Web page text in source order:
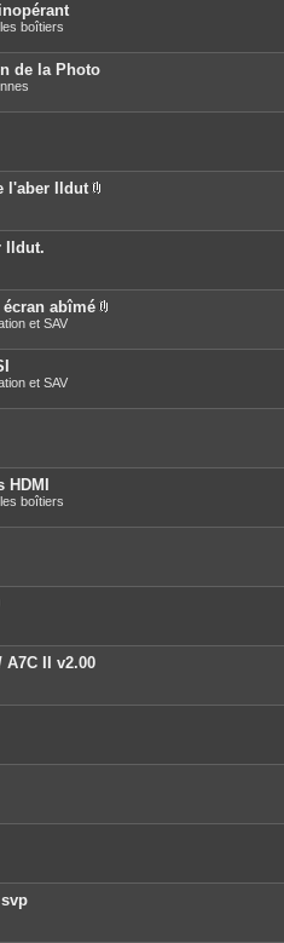
boîtiers
de la Photo
l'aber Ildut
è
j
o
i
t
Ildut.
abîmé
è
j
t
et SAV
et SAV
boîtiers
A7C II v2.00